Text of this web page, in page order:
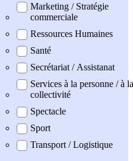
Marketing / Stratégie
commerciale
Ressources Humaines
Santé
Secrétariat / Assistanat
Services à la personne / à la
collectivité
Spectacle
Sport
Transport / Logistique